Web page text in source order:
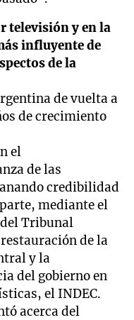
televisión y en la
influyente de
de la
de vuelta a
de crecimiento
el
de las
credibilidad
mediante el
Tribunal
de la
y la
del gobierno en
el INDEC.
acerca del